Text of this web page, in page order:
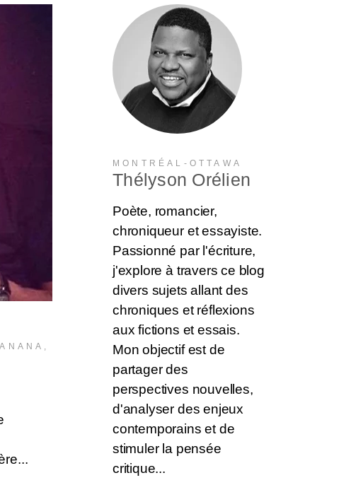
,
MONTRÉAL-OTTAWA
Thélyson Orélien
Poète, romancier,
chroniqueur et essayiste.
Passionné par l'écriture,
j'explore à travers ce blog
divers sujets allant des
chroniques et réflexions
aux fictions et essais.
Mon objectif est de
partager des
perspectives nouvelles,
d'analyser des enjeux
contemporains et de
stimuler la pensée
critique...